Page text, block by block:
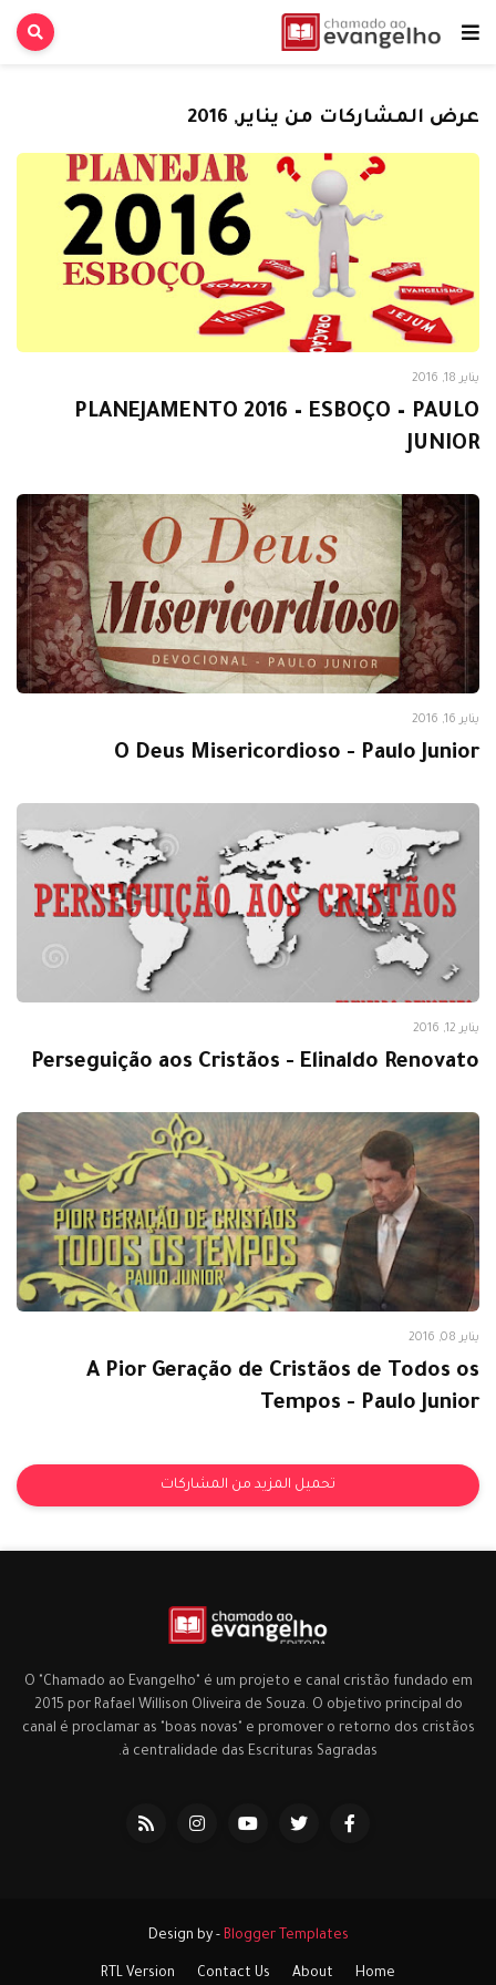
عرض المشاركات من يناير, 2016
يناير 18, 2016
PLANEJAMENTO 2016 – ESBOÇO – PAULO
JUNIOR
يناير 16, 2016
O Deus Misericordioso - Paulo Junior
يناير 12, 2016
Perseguição aos Cristãos - Elinaldo Renovato
يناير 08, 2016
A Pior Geração de Cristãos de Todos os
Tempos - Paulo Junior
تحميل المزيد من المشاركات
O "Chamado ao Evangelho" é um projeto e canal cristão fundado em
2015 por Rafael Willison Oliveira de Souza. O objetivo principal do
canal é proclamar as "boas novas" e promover o retorno dos cristãos
à centralidade das Escrituras Sagradas.
Design by - Blogger Templates
Home
About
Contact Us
RTL Version